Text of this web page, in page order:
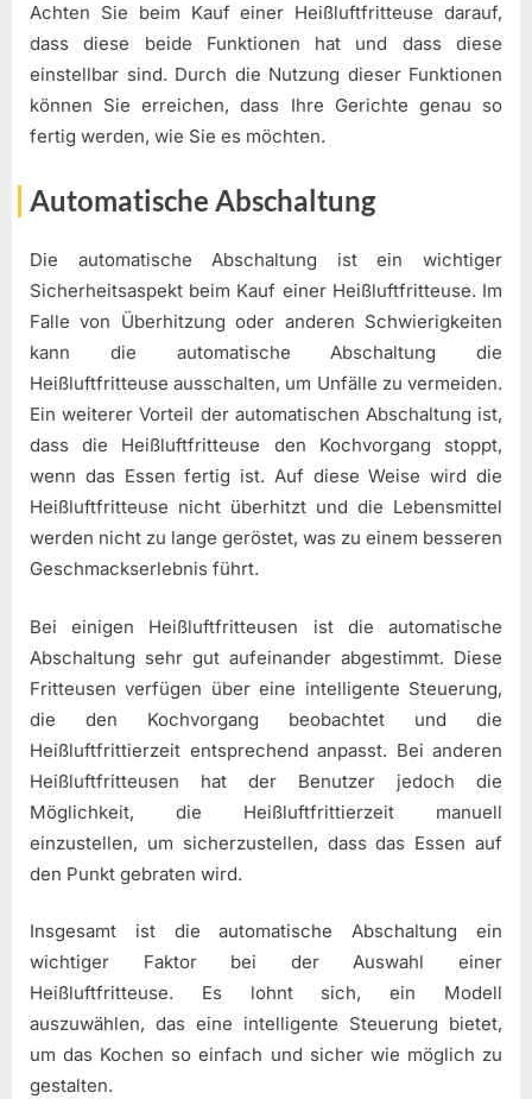
Achten Sie beim Kauf einer Heißluftfritteuse darauf,
dass diese beide Funktionen hat und dass diese
einstellbar sind. Durch die Nutzung dieser Funktionen
können Sie erreichen, dass Ihre Gerichte genau so
fertig werden, wie Sie es möchten.
Automatische Abschaltung
Die automatische Abschaltung ist ein wichtiger
Sicherheitsaspekt beim Kauf einer Heißluftfritteuse. Im
Falle von Überhitzung oder anderen Schwierigkeiten
kann die automatische Abschaltung die
Heißluftfritteuse ausschalten, um Unfälle zu vermeiden.
Ein weiterer Vorteil der automatischen Abschaltung ist,
dass die Heißluftfritteuse den Kochvorgang stoppt,
wenn das Essen fertig ist. Auf diese Weise wird die
Heißluftfritteuse nicht überhitzt und die Lebensmittel
werden nicht zu lange geröstet, was zu einem besseren
Geschmackserlebnis führt.
Bei einigen Heißluftfritteusen ist die automatische
Abschaltung sehr gut aufeinander abgestimmt. Diese
Fritteusen verfügen über eine intelligente Steuerung,
die den Kochvorgang beobachtet und die
Heißluftfrittierzeit entsprechend anpasst. Bei anderen
Heißluftfritteusen hat der Benutzer jedoch die
Möglichkeit, die Heißluftfrittierzeit manuell
einzustellen, um sicherzustellen, dass das Essen auf
den Punkt gebraten wird.
Insgesamt ist die automatische Abschaltung ein
wichtiger Faktor bei der Auswahl einer
Heißluftfritteuse. Es lohnt sich, ein Modell
auszuwählen, das eine intelligente Steuerung bietet,
um das Kochen so einfach und sicher wie möglich zu
gestalten.